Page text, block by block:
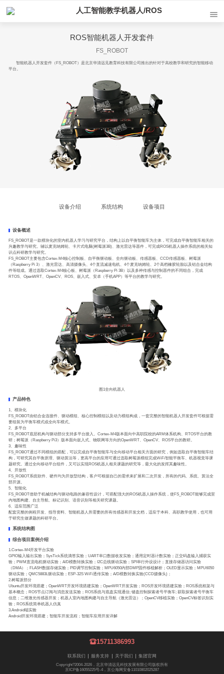
人工智能教学机器人/ROS
ROS智能机器人开发套件
FS_ROBOT
智能机器人开发套件（FS_ROBOT）是北京华清远见教育科技有限公司推出的针对于高校教学和研究的智能移动
平台。
设备介绍 系统结构 设备项目
设备概述
FS_ROBOT是一款模块化的室内机器人学习与研究平台，结构上以自平衡智能车为主体，可完成自平衡智能车相关的
兴趣教学与研究。辅以麦克纳姆轮、卡片式电脑(树莓派3B)、激光雷达等器件，可完成ROS机器人操作系统的相关知
识点科研教学与研究。
FS_ROBOT主要包含Cortex-M4核心控制板、自平衡驱动板、全向驱动板、传感器板、CCD传感器板、树莓派
（Raspberry Pi 3）、激光雷达、高清摄像头、4个直流减速电机、4个麦克纳姆轮、2个高档橡胶轮胎以及铝合金结构
件等组成。通过选取Cortex-M4核心板、树莓派（Raspberry Pi 3B）以及多种传感与控制器件的不同组合，完成
RTOS、OpenWRT、OpenCV、ROS、嵌入式、安卓（手机APP）等平台的教学与研究。
图1全向机器人
产品特色
1、模块化
FS_ROBOT由铝合金连接件、驱动模组、核心控制模组以及动力模组构成，一套完整的智能机器人开发套件可根据需
要组装为平衡车模式或全向车模式。
2、多平台
FS_ROBOT底层机构与驱动部分支持多平台接入。Cortex-M4版本面向中高职院校的ARM体系机构、RTOS平台的教
研；树莓派（Raspberry Pi3）版本面向嵌入式、物联网等方向的OpenWRT、OpenCV、ROS平台的教研。
3、趣味性
FS_ROBOT通过不同模组的搭配，可以完成自平衡智能车与全向移动平台相关方面的研究，例如选取自平衡智能车结
构，可研究其自平衡原理、驱动算法等，更高平台的应用可通过选取树莓派模组完成WiFi智能平衡车、机器视觉等课
题研究。通过全向移动平台组件，又可以实现ROS机器人相关课题的研究等，最大化的发挥其趣味性。
4、开放性
FS_ROBOT系统软件、硬件均为开放型结构，客户可根据自己的需求来扩展和二次开发，所有的代码、系统、算法全
部开源。
5、智能化
FS_ROBOT借助于机械结构与驱动电路的兼容性设计，可搭配强大的ROS机器人操作系统，使FS_ROBOT能够完成室
内地图构建、自主导航、标记识别、语音识别等相关研究课题。
6、适应范围广泛
配套完整的例程开发、指导资料、智能机器人所需要的所有传感器和开发文档，适应于本科、高职教学使用，也可用
于研究生做课题的科研平台。
系统结构图
综合项目案例介绍
1.Cortex-M4开发平台实验
GPIO输入输出实验；SysTick系统滴答实验；UART串口数据收发实验；通用定时器计数实验；正交码盘输入捕获实
验；PWM直流电机驱动实验；A/D模数转换实验；I2C总线驱动实验；SPI串行外设设计；直接存储器访问实验
（DMA）；FLASH数据存储实验；PID调节控制实验；MPU6050内部DMP固件移植解析；OLED显示实验；MPU6050
驱动实验；QMC5883L驱动实验；ESP-32S WiFi透传实验；A/D模数转换实验(CCD摄像头)；
2.树莓派部分
Ubuntu开发环境搭建；OpenWRT开发环境搭建实验；OpenWRT开发实验；ROS开发环境搭建实验；ROS系统框架与
基本概念；ROS节点订阅与消息发送实验；ROS系统与底盘实现通信; 键盘控制探索者号平衡车; 获取探索者号平衡车
信息；二维激光传感器开发；机器人室内地图构建与自主导航（激光雷达）；OpenCV移植实验；OpenCV标签识别实
验；ROS系统简单机器人仿真
3.Android端实验
Android开发环境搭建；智能车开发流程；智能车应用开发详解
15711386993
联系我们 服务支持 关于我们 集团官网
Copyright?2004-2026，北京华清远见科技发展有限公司版权所有
京ICP备16055225号-4，京公海网安备11010802025287